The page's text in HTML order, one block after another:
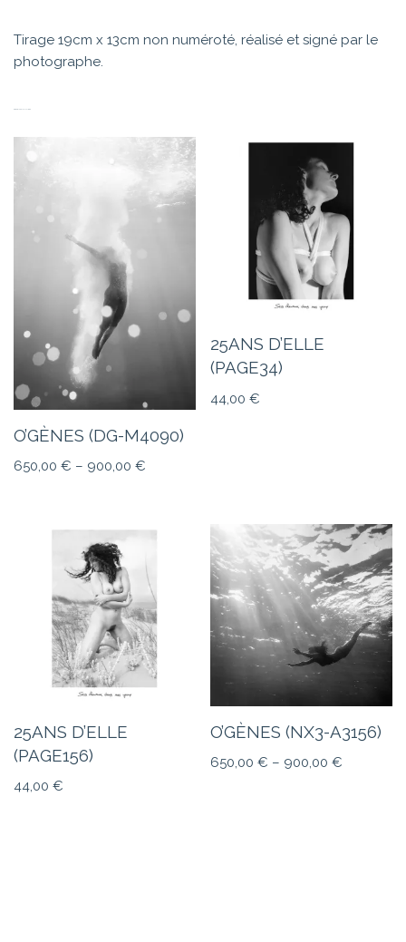
Tirage 19cm x 13cm non numéroté, réalisé et signé par le
photographe.
O’GÈNES (DG-M4090)
650,00 € – 900,00 €
25ANS D’ELLE
(PAGE34)
44,00€
25ANS D’ELLE
(PAGE156)
44,00 €
O’GÈNES (NX3-A3156)
650,00€ – 900,00€